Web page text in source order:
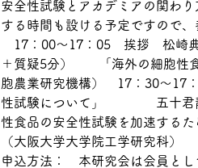
安全性試験とアカデミアの関わ
する時間も設ける予定ですので
17：00～17：05　挨拶　松崎
＋質疑5分）　　「海外の細胞性
胞農業研究機構）　17：30～17
性試験について」　　　　五十
性食品の安全性試験を加速する
（大阪大学大学院工学研究科）
申込方法：　本研究会は会員と